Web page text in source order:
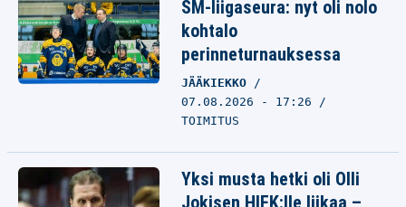
SM-liigaseura: nyt oli nolo
kohtalo
perinneturnauksessa
JÄÄKIEKKO
07.08.2026 - 17:26
TOIMITUS
Yksi musta hetki oli Olli
Jokisen HIFK:lle liikaa –